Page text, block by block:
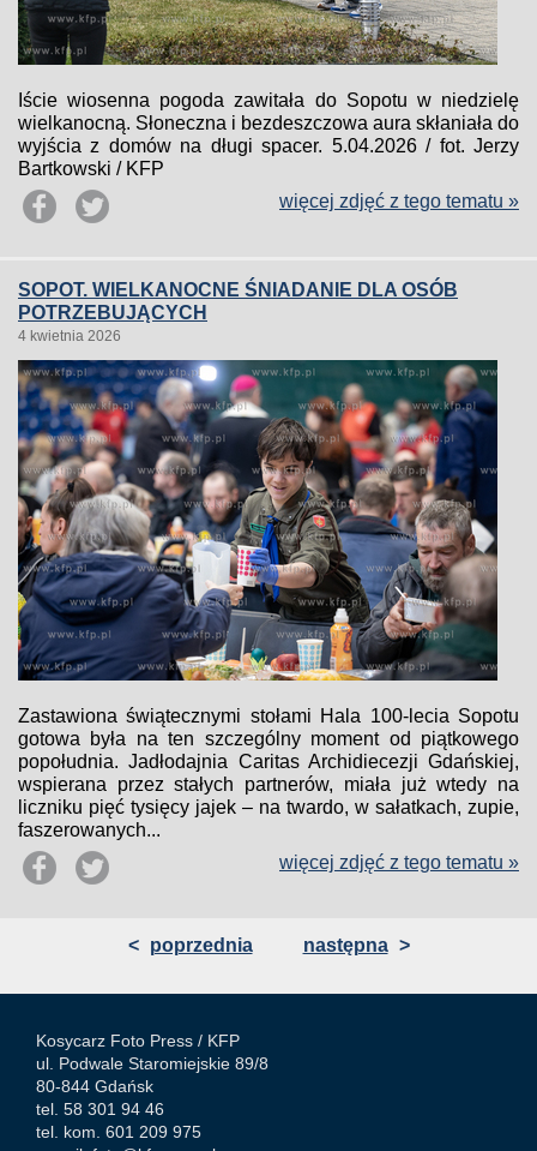
Iście wiosenna pogoda zawitała do Sopotu w niedzielę
wielkanocną. Słoneczna i bezdeszczowa aura skłaniała do
wyjścia z domów na długi spacer. 5.04.2026 / fot. Jerzy
Bartkowski / KFP
więcej zdjęć z tego tematu »
SOPOT. WIELKANOCNE ŚNIADANIE DLA OSÓB
POTRZEBUJĄCYCH
4 kwietnia 2026
Zastawiona świątecznymi stołami Hala 100-lecia Sopotu
gotowa była na ten szczególny moment od piątkowego
popołudnia. Jadłodajnia Caritas Archidiecezji Gdańskiej,
wspierana przez stałych partnerów, miała już wtedy na
liczniku pięć tysięcy jajek – na twardo, w sałatkach, zupie,
faszerowanych...
więcej zdjęć z tego tematu »
< poprzednia następna >
Kosycarz Foto Press / KFP
ul. Podwale Staromiejskie 89/8
80-844 Gdańsk
tel. 58 301 94 46
tel. kom. 601 209 975